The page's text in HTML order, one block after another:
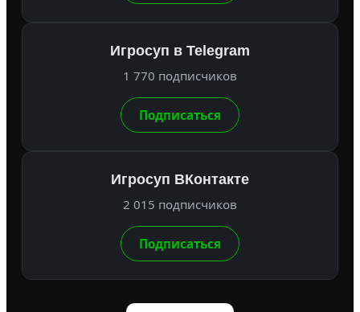
Игросуп в Telegram
1 770 подписчиков
Подписаться
Игросуп ВКонтакте
2 015 подписчиков
Подписаться